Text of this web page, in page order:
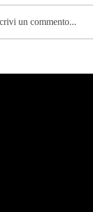
un commento...